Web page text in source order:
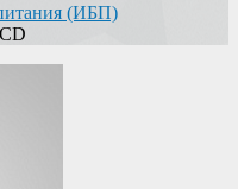
(ИБП)